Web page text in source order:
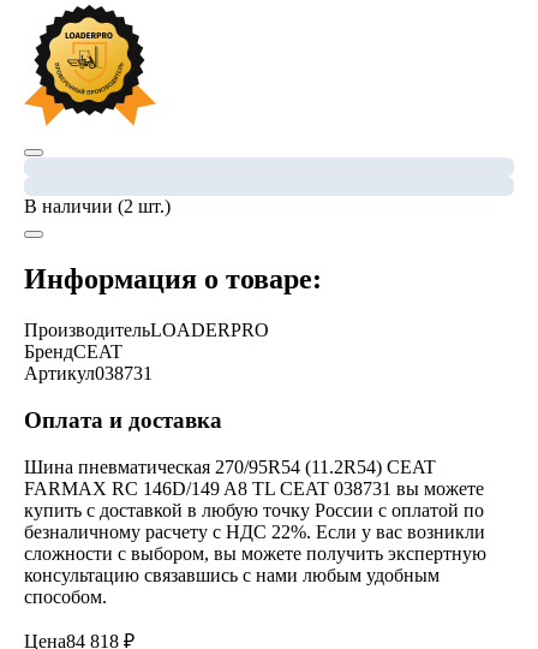
В наличии (2 шт.)
Информация о товаре:
ПроизводительLOADERPRO
БрендCEAT
Артикул038731
Оплата и доставка
Шина пневматическая 270/95R54 (11.2R54) CEAT
FARMAX RC 146D/149 A8 TL CEAT 038731 вы можете
купить с доставкой в любую точку России с оплатой по
безналичному расчету с НДС 22%. Если у вас возникли
сложности с выбором, вы можете получить экспертную
консультацию связавшись с нами любым удобным
способом.
Цена84 818 ₽